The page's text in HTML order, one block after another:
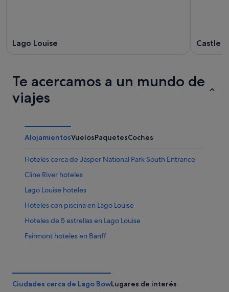
Lago Louise Castle
Te acercamos a un mundo de
viajes
AlojamientosVuelosPaquetesCoches
Hoteles cerca de Jasper National Park South Entrance
Cline River hoteles
Lago Louise hoteles
Hoteles con piscina en Lago Louise
Hoteles de 5 estrellas en Lago Louise
Fairmont hoteles en Banff
Hoteles con restaurante en Lago Louise
Ciudades cerca de Lago BowLugares de interés